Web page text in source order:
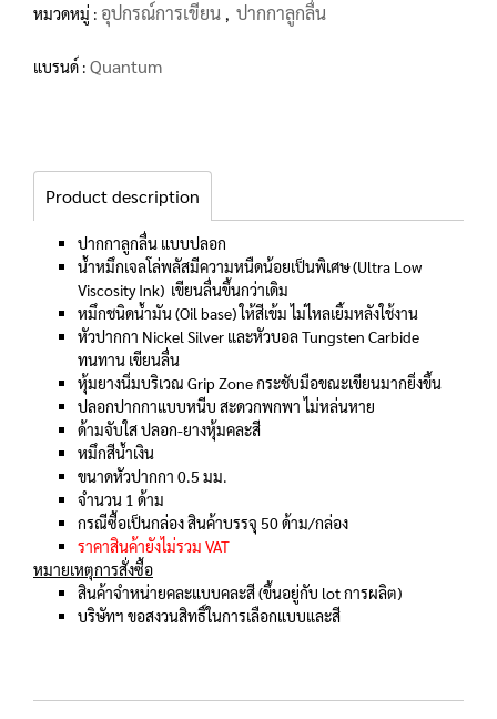
หมวดหมู่ : อุปกรณ์การเขียน , ปากกาลูกลื่น
แบรนด์ : Quantum
Product description
ปากกาลูกลื่น แบบปลอก
น้ำหมึกเจลโล่พลัสมีความหนืดน้อยเป็นพิเศษ (Ultra Low
Viscosity Ink) เขียนลื่นขึ้นกว่าเดิม
หมึกชนิดน้ำมัน (Oil base) ให้สีเข้ม ไม่ไหลเยิ้มหลังใช้งาน
หัวปากกา Nickel Silver และหัวบอล Tungsten Carbide
ทนทาน เขียนลื่น
หุ้มยางนิ่มบริเวณ Grip Zone กระชับมือขณะเขียนมากยิ่งขึ้น
ปลอกปากกาแบบหนีบ สะดวกพกพา ไม่หล่นหาย
ด้ามจับใส ปลอก-ยางหุ้มคละสี
หมึกสีน้ำเงิน
ขนาดหัวปากกา 0.5 มม.
จำนวน 1 ด้าม
กรณีซื้อเป็นกล่อง สินค้าบรรจุ 50 ด้าม/กล่อง
ราคาสินค้ายังไม่รวม VAT
หมายเหตุการสั่งซื้อ
สินค้าจำหน่ายคละแบบคละสี (ขึ้นอยู่กับ lot การผลิต)
บริษัทฯ ขอสงวนสิทธิ์ในการเลือกแบบและสี